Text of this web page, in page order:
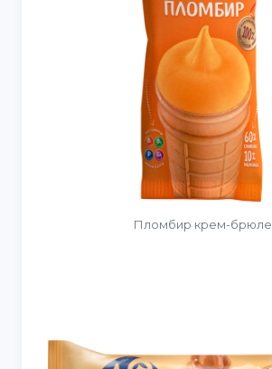
Пломбир крем-брюле